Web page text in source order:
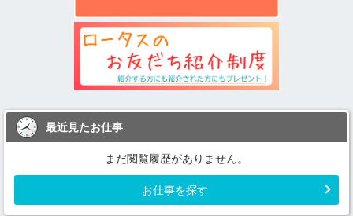
最近見たお仕事
まだ閲覧履歴がありません。
お仕事を探す